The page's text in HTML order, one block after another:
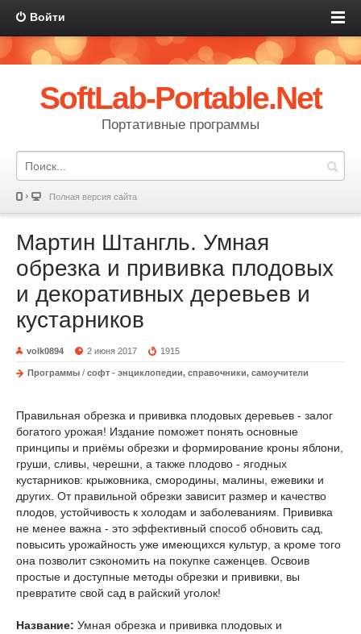
Войти
SoftLab-Portable.Net
Портативные программы
Полная версия сайта
Мартин Штангль. Умная
обрезка и прививка плодовых
и декоративных деревьев и
кустарников
volk0894 2 июня 2017 1915
Программы / софт - энциклопедии, справочники, самоучители
Правильная обрезка и прививка плодовых деревьев - залог
богатого урожая! Издание поможет понять основные
принципы и приёмы обрезки и формирование кроны яблони,
груши, сливы, черешни, а также плодово - ягодных
кустарников: крыжовника, смородины, малины, ежевики и
других. От правильной обрезки зависит размер и качество
плодов, устойчивость к холодам и заболеваниям. Прививка
не менее важна - это эффективный способ обновить сад,
повысить урожайность уже имеющихся культур, а кроме того
она позволит сэкономить на покупке саженцев. Освоив
простые и доступные методы обрезки и прививки, вы
превратите свой сад в райский уголок!
Название: Умная обрезка и прививка плодовых и